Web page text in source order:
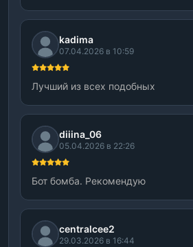
kadima
07.04.2026 в 10:59
Лучший из всех подобных
diiina_06
05.04.2026 в 22:26
Бот бомба. Рекомендую
centralcee2
29.03.2026 в 16:44